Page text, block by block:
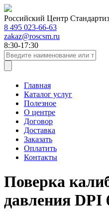
Российский Центр
8 495 023-66-63
zakaz@roscsm.ru
8:30-17:30
Главная
Каталог услуг
Полезное
О центре
Договор
Доставка
Заказать
Оплатить
Контакты
Поверка
давления DPI